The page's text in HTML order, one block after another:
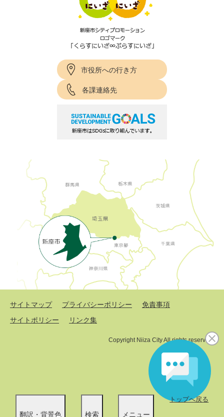
翻訳・背景色 検索 メニュー
トップへ戻る
市役所への行き方
各課連絡先
サイトマップ プライバシーポリシー
免責事項
サイトポリシー
リンク集
Copyright Niiza City All rights reserved.